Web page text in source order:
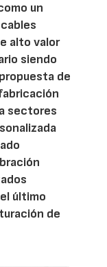
un
alto valor
siendo
de
sectores
último
de